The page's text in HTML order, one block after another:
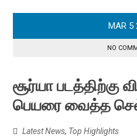
MAR 5
NO
சூர்யா படத்திற்கு
பெயரை வைத்த
Latest News, Top Highlights